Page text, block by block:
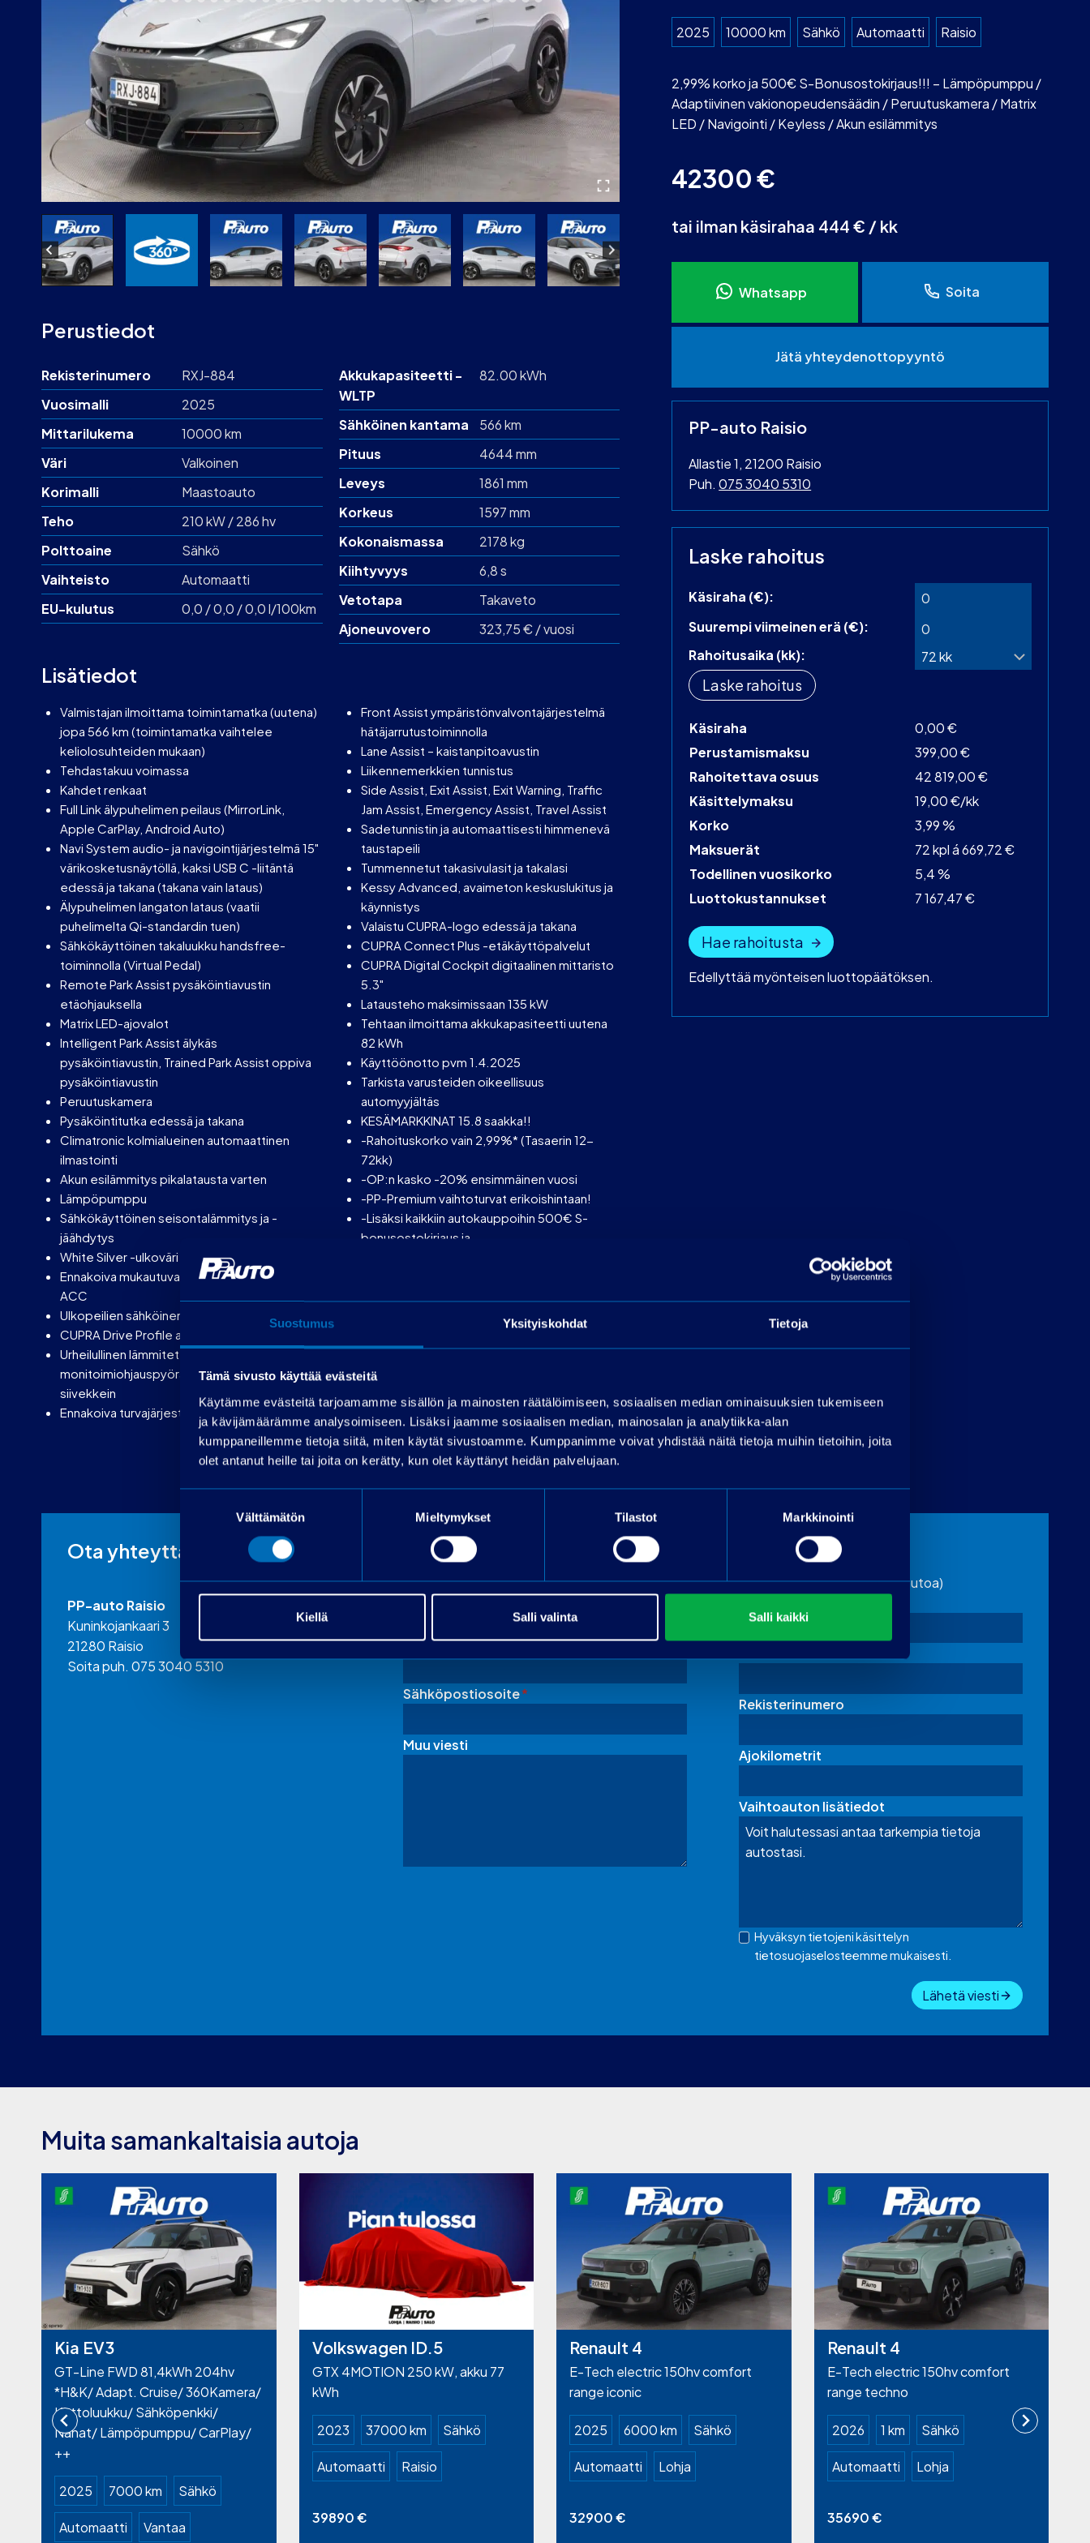
Suostumus Yksityiskohdat Tietoja
Tämä sivusto käyttää evästeitä
Käytämme evästeitä tarjoamamme sisällön ja mainosten räätälöimiseen, sosiaalisen median ominaisuuksien tukemiseen
ja kävijämäärämme analysoimiseen. Lisäksi jaamme sosiaalisen median, mainosalan ja analytiikka-alan
kumppaneillemme tietoja siitä, miten käytät sivustoamme. Kumppanimme voivat yhdistää näitä tietoja muihin tietoihin, joita
olet antanut heille tai joita on kerätty, kun olet käyttänyt heidän palvelujaan.
valinta
Välttämätön Mieltymykset Tilastot Markkinointi
Kiellä Salli valinta Salli kaikki
Perustiedot
Rekisterinumero
RXJ-884
Vuosimalli
2025
Mittarilukema
10000 km
Väri
Valkoinen
Korimalli
Maastoauto
Teho
210 kW / 286 hv
Polttoaine
Sähkö
Vaihteisto
Automaatti
EU-kulutus
0,0 / 0,0 / 0,0 l/100km
Akku­kapasiteetti -
WLTP
82.00 kWh
Sähköinen kantama
566 km
Pituus
4644 mm
Leveys
1861 mm
Korkeus
1597 mm
Kokonaismassa
2178 kg
Kiihtyvyys
6,8 s
Vetotapa
Takaveto
Ajoneuvovero
323,75 € / vuosi
Lisätiedot
Valmistajan ilmoittama toimintamatka (uutena)
jopa 566 km (toimintamatka vaihtelee
keliolosuhteiden mukaan)
Tehdastakuu voimassa
Kahdet renkaat
Full Link älypuhelimen peilaus (MirrorLink,
Apple CarPlay, Android Auto)
Navi System audio- ja navigointijärjestelmä 15"
värikosketusnäytöllä, kaksi USB C -liitäntä
edessä ja takana (takana vain lataus)
Älypuhelimen langaton lataus (vaatii
puhelimelta Qi-standardin tuen)
Sähkökäyttöinen takaluukku handsfree-
toiminnolla (Virtual Pedal)
Remote Park Assist pysäköintiavustin
etäohjauksella
Matrix LED-ajovalot
Intelligent Park Assist älykäs
pysäköintiavustin, Trained Park Assist oppiva
pysäköintiavustin
Peruutuskamera
Pysäköintitutka edessä ja takana
Climatronic kolmialueinen automaattinen
ilmastointi
Akun esilämmitys pikalatausta varten
Lämpöpumppu
Sähkökäyttöinen seisontalämmitys ja -
jäähdytys
White Silver -ulkoväri
Ennakoiva mukautuva vakionopeudensäädin
ACC
Ulkopeilien sähköinen pysäköintiasento
CUPRA Drive Profile ajoprofiilin valinta
Urheilullinen lämmitettävä CUPRA-
monitoimiohjauspyörä satellittikytkimin ja
siivekkein
Ennakoiva turvajärjestelmä Pre-Crash Assist
Front Assist ympäristönvalvontajärjestelmä
hätäjarrutustoiminnolla
Lane Assist – kaistanpitoavustin
Liikennemerkkien tunnistus
Side Assist, Exit Assist, Exit Warning, Traffic
Jam Assist, Emergency Assist, Travel Assist
Sadetunnistin ja automaattisesti himmenevä
taustapeili
Tummennetut takasivulasit ja takalasi
Kessy Advanced, avaimeton keskuslukitus ja
käynnistys
Valaistu CUPRA-logo edessä ja takana
CUPRA Connect Plus -etäkäyttöpalvelut
CUPRA Digital Cockpit digitaalinen mittaristo
5.3"
Latausteho maksimissaan 135 kW
Tehtaan ilmoittama akkukapasiteetti uutena
82 kWh
Käyttöönotto pvm 1.4.2025
Tarkista varusteiden oikeellisuus
automyyjältäs
KESÄMARKKINAT 15.8 saakka!!
-Rahoituskorko vain 2,99%* (Tasaerin 12-
72kk)
-OP:n kasko -20% ensimmäinen vuosi
-PP-Premium vaihtoturvat erikoishintaan!
-Lisäksi kaikkiin autokauppoihin 500€ S-
bonusostokirjaus ja
Rahoitusaika max 72 kk
OP-Rahoitus
Suomen!
2025 10000 km Sähkö Automaatti Raisio
2,99% korko ja 500€ S-Bonusostokirjaus!!! – Lämpöpumppu /
Adaptiivinen vakionopeudensäädin / Peruutuskamera / Matrix
LED / Navigointi / Keyless / Akun esilämmitys
42300€
tai ilman käsirahaa 444 € / kk
Whatsapp Soita
Jätä yhteydenottopyyntö
PP-auto Raisio
Allastie 1, 21200 Raisio
Puh.075 3040 5310
Laske rahoitus
Käsiraha (€):
Suurempi viimeinen erä (€):
Rahoitusaika (kk):
Laske rahoitus
Käsiraha
0,00 €
Perustamismaksu
399,00 €
Rahoitettava osuus
42 819,00 €
Käsittelymaksu
19,00 €/kk
Korko
3,99 %
Maksuerät
72 kpl á 669,72 €
Todellinen vuosikorko
5,4 %
Luottokustannukset
7 167,47 €
Hae rahoitusta
Edellyttää myönteisen luottopäätöksen.
Ota yhteyttä
PP-auto Raisio
Kuninkojankaari 3
21280 Raisio
Soita puh. 075 3040 5310
Pyydä tarjous
Nimi
Puhelin
Sähköpostiosoite*
Muu viesti
Vaihtoauton tiedot
(täytä jos tarjoat vaihdossa autoa)
Rekisterinumero
Ajokilometrit
Vaihtoauton lisätiedot
Hyväksyn tietojeni käsittelyn
tietosuojaselosteemme mukaisesti.
Lähetä viesti
Muita samankaltaisia autoja
Kia EV3
GT-Line FWD 81,4kWh 204hv
*H&K/ Adapt. Cruise/ 360Kamera/
Kattoluukku/ Sähköpenkki/
Nahat/ Lämpöpumppu/ CarPlay/
++
2025 7000 km Sähkö
Automaatti Vantaa
Volkswagen ID.5
GTX 4MOTION 250 kW, akku 77
kWh
2023 37000 km Sähkö
Automaatti Raisio
39890€
Renault 4
E-Tech electric 150hv comfort
range iconic
2025 6000 km Sähkö
Automaatti Lohja
32900€
Renault 4
E-Tech electric 150hv comfort
range techno
2026 1 km Sähkö
Automaatti Lohja
35690€